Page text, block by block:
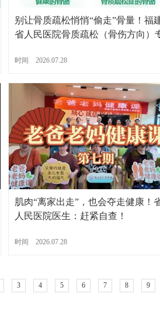
别让骨质疏松悄悄“偷走”骨量！福
省人民医院骨质疏松（骨伤方向）
时间 2026.07.28
肌肉“离家出走”，也会夺走健康！
人民医院医生：赶紧自查！
时间 2026.07.28
3 4 5 6 7 8 9